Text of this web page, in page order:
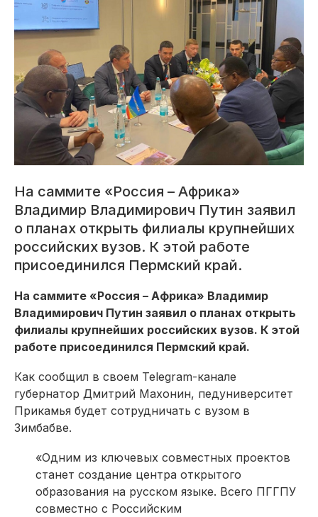
На саммите «Россия – Африка»
Владимир Владимирович Путин заявил
о планах открыть филиалы крупнейших
российских вузов. К этой работе
присоединился Пермский край.
На саммите «Россия – Африка» Владимир
Владимирович Путин заявил о планах открыть
филиалы крупнейших российских вузов. К этой
работе присоединился Пермский край.
Как сообщил в своем Telegram-канале
губернатор Дмитрий Махонин, педуниверситет
Прикамья будет сотрудничать с вузом в
Зимбабве.
«Одним из ключевых совместных проектов
станет создание центра открытого
образования на русском языке. Всего ПГГПУ
совместно с Российским